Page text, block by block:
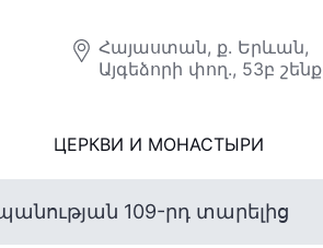
Հայաստան, ք. Երևան,
Այգեձորի փող., 53բ շենք
ЦЕРКВИ И МОНАСТЫРИ
109-րդ տարելից